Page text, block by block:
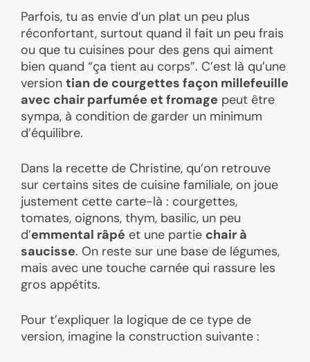
Parfois, tu as envie d’un plat un peu plus
réconfortant, surtout quand il fait un peu frais
ou que tu cuisines pour des gens qui aiment
bien quand “ça tient au corps”. C’est là qu’une
version tian de courgettes façon millefeuille
avec chair parfumée et fromage peut être
sympa, à condition de garder un minimum
d’équilibre.
Dans la recette de Christine, qu’on retrouve
sur certains sites de cuisine familiale, on joue
justement cette carte-là : courgettes,
tomates, oignons, thym, basilic, un peu
d’emmental râpé et une partie chair à
saucisse. On reste sur une base de légumes,
mais avec une touche carnée qui rassure les
gros appétits.
Pour t’expliquer la logique de ce type de
version, imagine la construction suivante :